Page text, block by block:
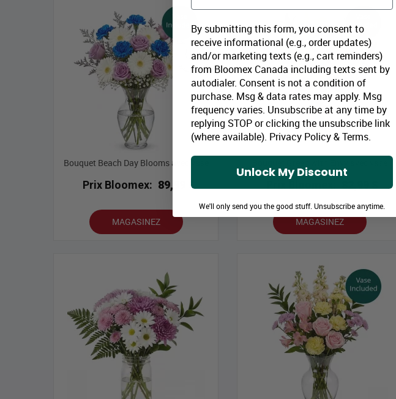
Bouquet Beach Day Blooms avec vase
Prix Bloomex: 89,99 $
MAGASINEZ MAGASINEZ
By submitting this form, you consent to
receive informational (e.g., order updates)
and/or marketing texts (e.g., cart reminders)
from Bloomex Canada including texts sent by
autodialer. Consent is not a condition of
purchase. Msg & data rates may apply. Msg
frequency varies. Unsubscribe at any time by
replying STOP or clicking the unsubscribe link
(where available). Privacy Policy&Terms.
Unlock My Discount
We'll only send you the good stuff. Unsubscribe anytime.